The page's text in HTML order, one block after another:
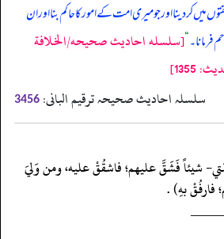
میں کر دینا اور جو میری امت کے امور کا حاکم بنا اور ان
فرمانا۔“[سلسله احاديث صحيحه/الخلافة
سلسلہ احادیث صحیحہ ترقیم البانی: 3456
شيئاً فَشَقَّ عليهم؛ فاشقُقْ عليه، ومن وَليَ
فارفُقْ بهِ) .